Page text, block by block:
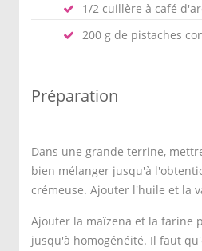
1/2 cuillère à café
200 g de pistaches
Préparation
Dans une grande terrine,
bien mélanger jusqu'à
crémeuse. Ajouter l'huile et la
Ajouter la maïzena et la farine
jusqu'à homogénéité. Il faut